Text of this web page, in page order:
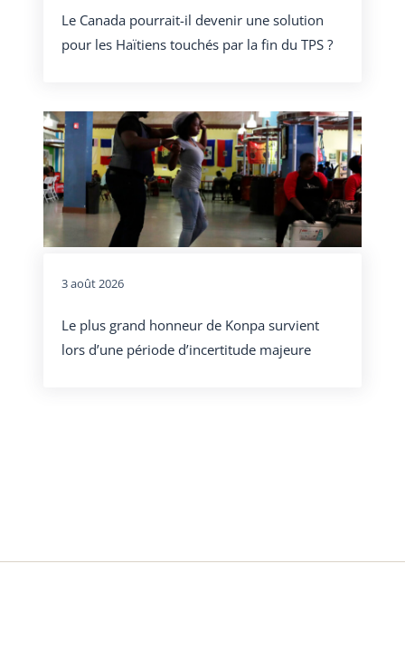
Le Canada pourrait-il devenir une solution
pour les Haïtiens touchés par la fin du TPS ?
3 août 2026
Le plus grand honneur de Konpa survient
lors d’une période d’incertitude majeure